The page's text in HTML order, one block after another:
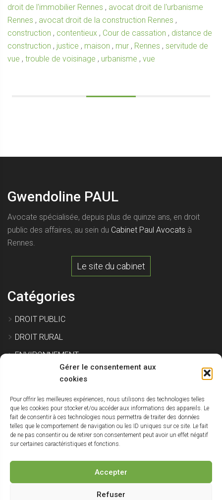
Gérer le consentement aux
cookies
Pour offrir les meilleures expériences, nous utilisons des technologies telles
que les cookies pour stocker et/ou accéder aux informations des appareils. Le
fait de consentir à ces technologies nous permettra de traiter des données
telles que le comportement de navigation ou les ID uniques sur ce site. Le fait
de ne pas consentir ou de retirer son consentement peut avoir un effet négatif
sur certaines caractéristiques et fonctions.
Accepter
Refuser
droit de l'immobilier Rennes , avocat droit de l'urbanisme
Rennes , avocat droit de la construction Rennes ,
construction , contentieux , Cour de cassation , distance de
construction , justice , maison , mur , Rennes , servitude de
vue , trouble de voisinage , urbanisme , vue
Gwendoline PAUL
Avocate spécialisée, depuis plus de quinze ans, en droit
public des affaires, au sein du Cabinet Paul Avocats à
Rennes.
Le site du cabinet
Catégories
DROIT PUBLIC
DROIT RURAL
ENVIRONNEMENT
IMMOBILIER ET CONSTRUCTION
SITE POLLUÉ
URBANISME
Haut